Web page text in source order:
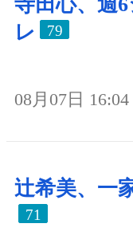
レ
79
08月07日 16:04
辻希美、一
71